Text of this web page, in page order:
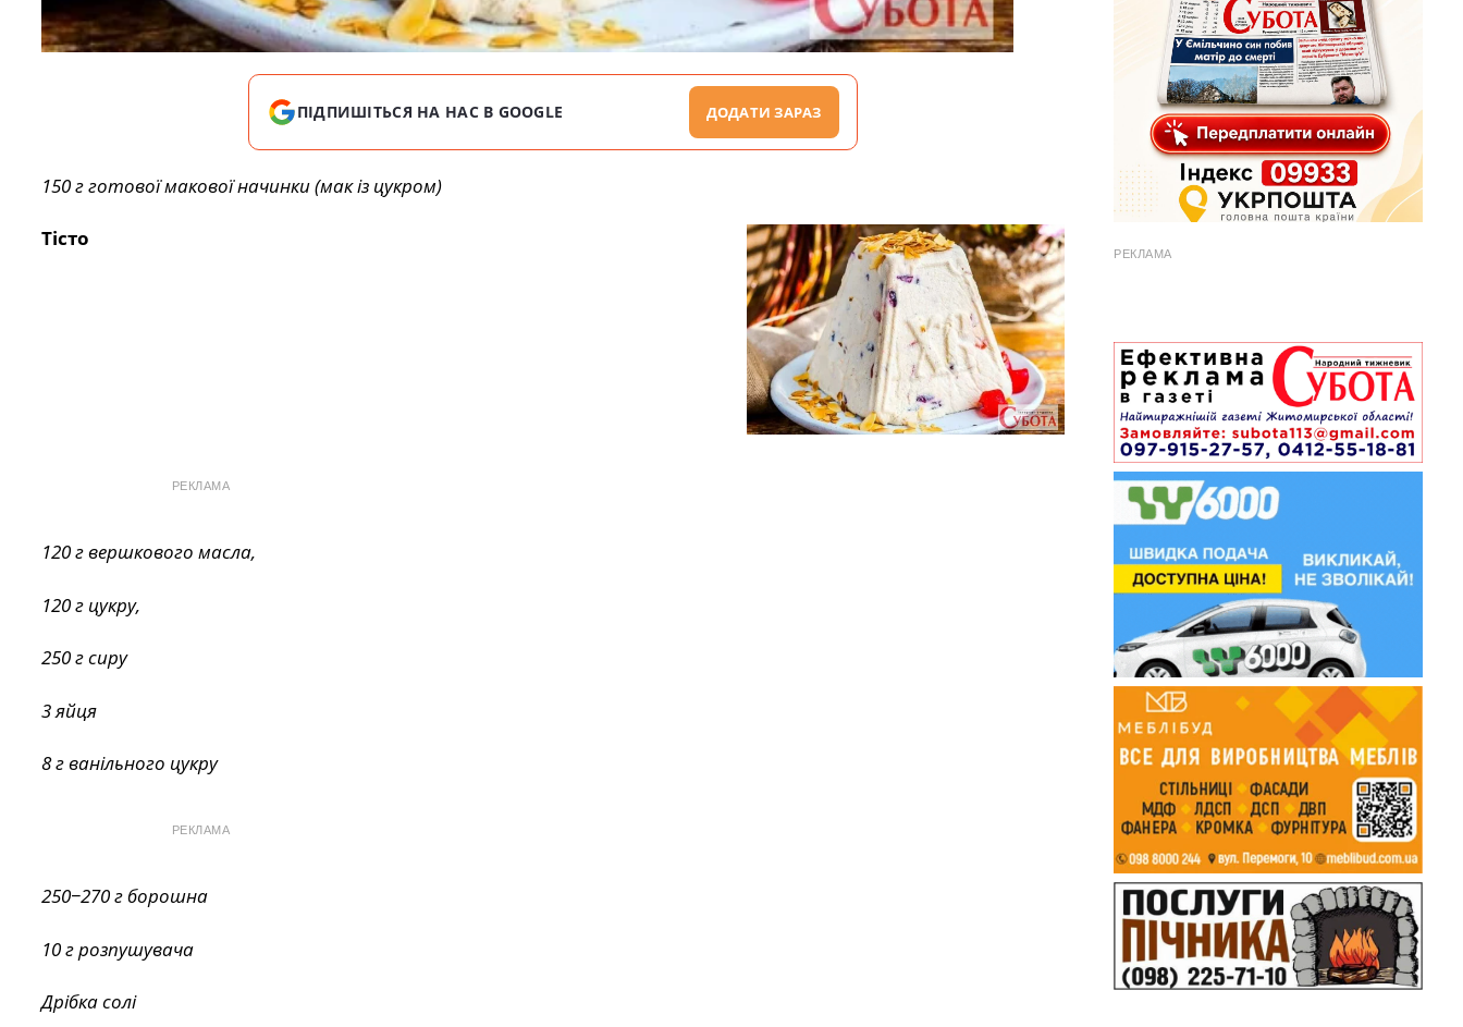
ПІДПИШІТЬСЯ НА НАС В GOOGLE ДОДАТИ ЗАРАЗ
150 г готової макової начинки (мак із цукром)
Тісто
РЕКЛАМА
120 г вершкового масла,
120 г цукру,
250 г сиру
3 яйця
8 г ванільного цукру
РЕКЛАМА
250−270 г борошна
10 г розпушувача
Дрібка солі
РЕКЛАМА